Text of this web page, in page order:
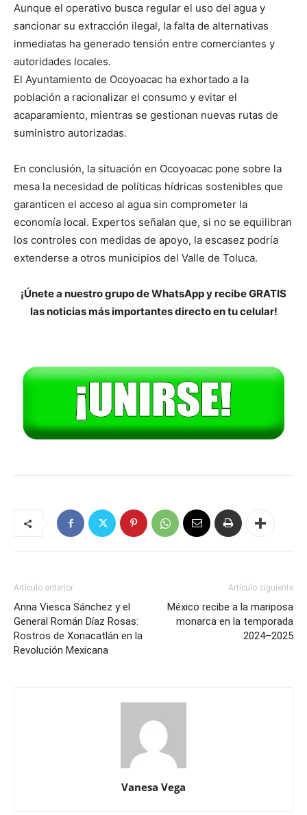
Aunque el operativo busca regular el uso del agua y
sancionar su extracción ilegal, la falta de alternativas
inmediatas ha generado tensión entre comerciantes y
autoridades locales.
El Ayuntamiento de Ocoyoacac ha exhortado a la
población a racionalizar el consumo y evitar el
acaparamiento, mientras se gestionan nuevas rutas de
suministro autorizadas.
En conclusión, la situación en Ocoyoacac pone sobre la
mesa la necesidad de políticas hídricas sostenibles que
garanticen el acceso al agua sin comprometer la
economía local. Expertos señalan que, si no se equilibran
los controles con medidas de apoyo, la escasez podría
extenderse a otros municipios del Valle de Toluca.
¡Únete a nuestro grupo de WhatsApp y recibe GRATIS
las noticias más importantes directo en tu celular!
Artículo anterior
Anna Viesca Sánchez y el
General Román Díaz Rosas:
Rostros de Xonacatlán en la
Revolución Mexicana
Artículo siguiente
México recibe a la mariposa
monarca en la temporada
2024–2025
Vanesa Vega